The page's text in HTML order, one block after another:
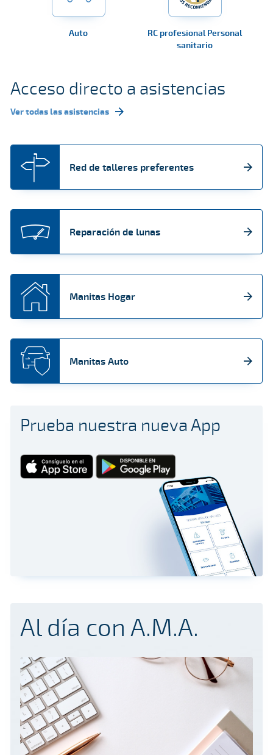
Auto
RC profesional Personal
sanitario
Acceso directo a asistencias
Ver todas las asistencias
Red de talleres preferentes
Reparación de lunas
Manitas Hogar
Manitas Auto
Prueba nuestra nueva App
Al día con A.M.A.